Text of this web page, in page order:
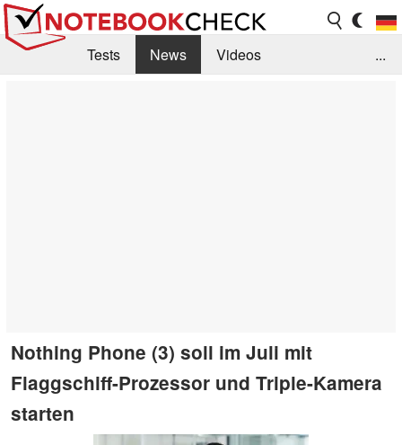
Tests News
Videos
...
Nothing Phone (3) soll im Juli mit
Flaggschiff-Prozessor und Triple-Kamera
starten